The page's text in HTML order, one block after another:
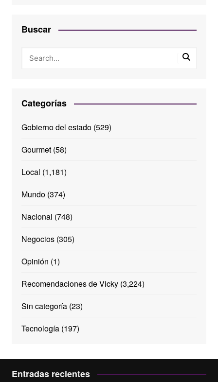
Buscar
Categorías
Gobierno del estado(529)
Gourmet(58)
Local (1,181)
Mundo(374)
Nacional (748)
Negocios(305)
Opinión (1)
Recomendaciones de Vicky(3,224)
Sin categoría(23)
Tecnología(197)
Entradas recientes